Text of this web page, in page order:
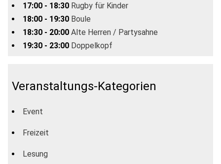
17:00 - 18:30 Rugby für Kinder
18:00 - 19:30 Boule
18:30 - 20:00 Alte Herren / Partysahne
19:30 - 23:00 Doppelkopf
Veranstaltungs-Kategorien
Event
Freizeit
Lesung